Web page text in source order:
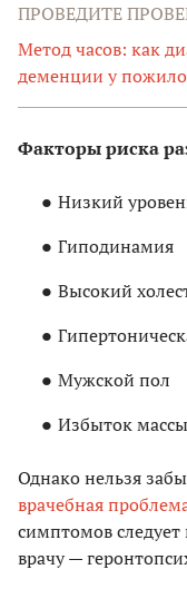
ПРОВЕДИТЕ
Метод часов: как
деменции у
Факторы риска
Низкий
Гиподинамия
Высокий
Мужской пол
Избыток
Однако нельзя
врачебная
симптомов следует
врачу —